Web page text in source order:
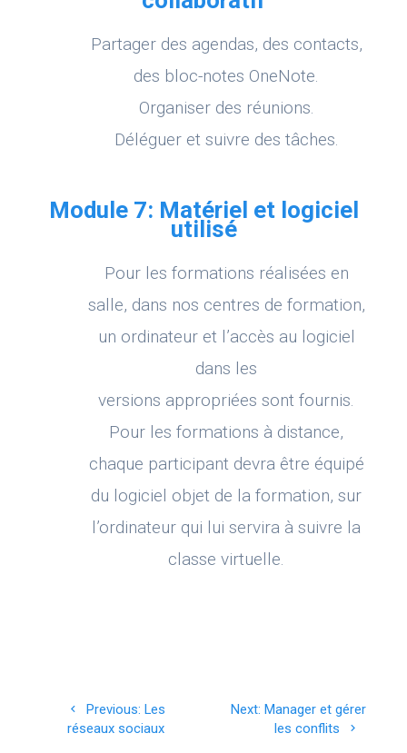
Partager des agendas, des contacts,
des bloc-notes OneNote.
Organiser des réunions.
Déléguer et suivre des tâches.
Module 7: Matériel et logiciel
utilisé
Pour les formations réalisées en
salle, dans nos centres de formation,
un ordinateur et l’accès au logiciel
dans les
versions appropriées sont fournis.
Pour les formations à distance,
chaque participant devra être équipé
du logiciel objet de la formation, sur
l’ordinateur qui lui servira à suivre la
classe virtuelle.
Previous: Previous
post:
Les
réseaux sociaux
Next: Next
post:
Manager et gérer
les conflits